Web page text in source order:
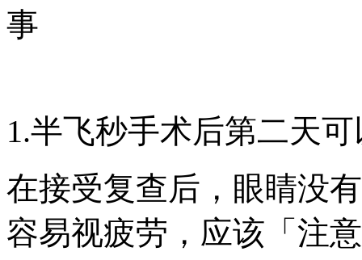
事
1.半飞秒手术后第二天
在接受复查后，眼睛没
容易视疲劳，应该「注